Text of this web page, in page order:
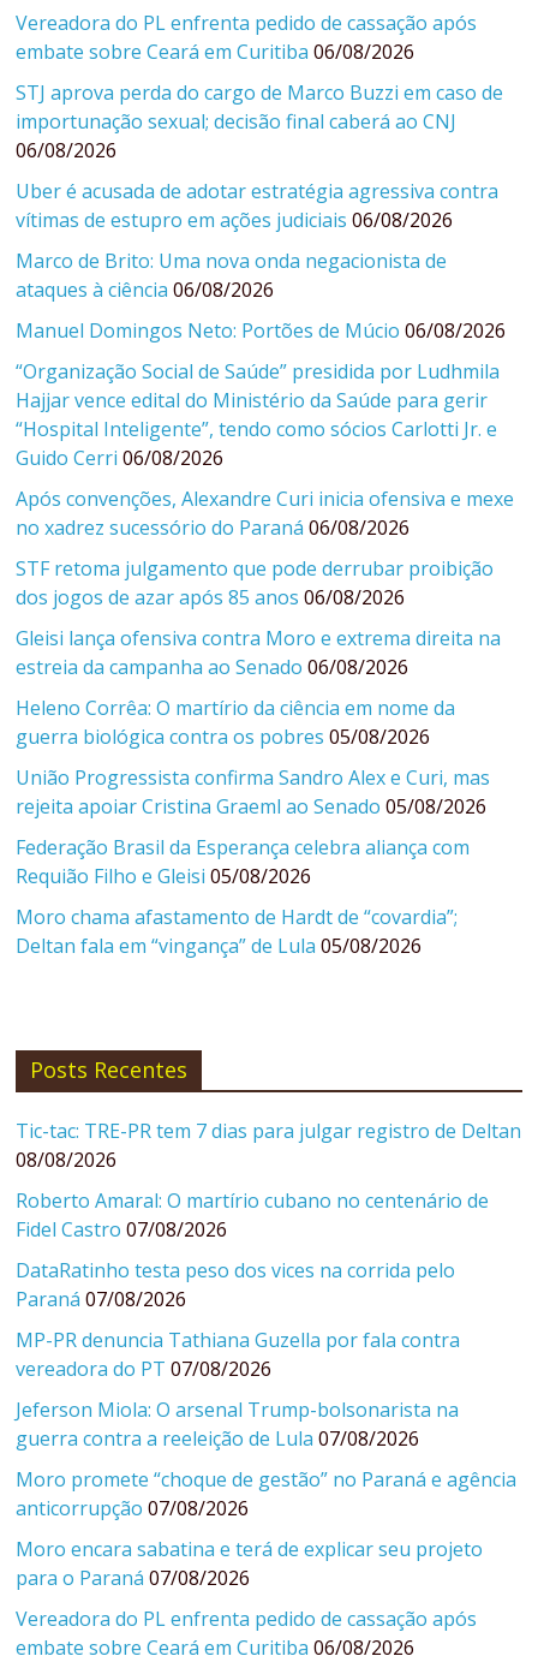
Vereadora do PL enfrenta pedido de cassação após
embate sobre Ceará em Curitiba 06/08/2026
STJ aprova perda do cargo de Marco Buzzi em caso de
importunação sexual; decisão final caberá ao CNJ
06/08/2026
Uber é acusada de adotar estratégia agressiva contra
vítimas de estupro em ações judiciais 06/08/2026
Marco de Brito: Uma nova onda negacionista de
ataques à ciência 06/08/2026
Manuel Domingos Neto: Portões de Múcio 06/08/2026
“Organização Social de Saúde” presidida por Ludhmila
Hajjar vence edital do Ministério da Saúde para gerir
“Hospital Inteligente”, tendo como sócios Carlotti Jr. e
Guido Cerri 06/08/2026
Após convenções, Alexandre Curi inicia ofensiva e mexe
no xadrez sucessório do Paraná 06/08/2026
STF retoma julgamento que pode derrubar proibição
dos jogos de azar após 85 anos 06/08/2026
Gleisi lança ofensiva contra Moro e extrema direita na
estreia da campanha ao Senado 06/08/2026
Heleno Corrêa: O martírio da ciência em nome da
guerra biológica contra os pobres 05/08/2026
União Progressista confirma Sandro Alex e Curi, mas
rejeita apoiar Cristina Graeml ao Senado 05/08/2026
Federação Brasil da Esperança celebra aliança com
Requião Filho e Gleisi 05/08/2026
Moro chama afastamento de Hardt de “covardia”;
Deltan fala em “vingança” de Lula 05/08/2026
Posts Recentes
Tic-tac: TRE-PR tem 7 dias para julgar registro de Deltan
08/08/2026
Roberto Amaral: O martírio cubano no centenário de
Fidel Castro 07/08/2026
DataRatinho testa peso dos vices na corrida pelo
Paraná 07/08/2026
MP-PR denuncia Tathiana Guzella por fala contra
vereadora do PT 07/08/2026
Jeferson Miola: O arsenal Trump-bolsonarista na
guerra contra a reeleição de Lula 07/08/2026
Moro promete “choque de gestão” no Paraná e agência
anticorrupção 07/08/2026
Moro encara sabatina e terá de explicar seu projeto
para o Paraná 07/08/2026
Vereadora do PL enfrenta pedido de cassação após
embate sobre Ceará em Curitiba 06/08/2026